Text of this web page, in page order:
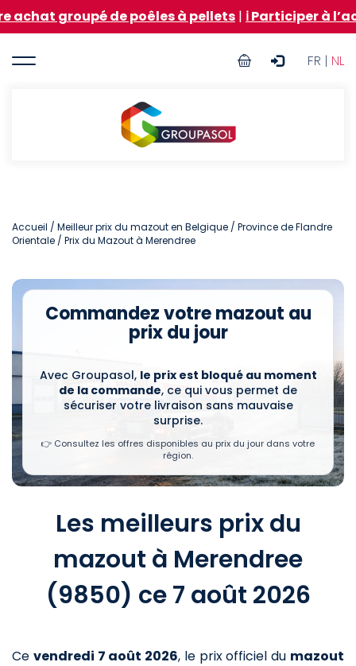
au
principal
de poêles à pellets|ℹ️ Participer à l’achat
FR | NL
User
Groupasol
Accueil / Meilleur prix du mazout en Belgique / Province de Flandre
Orientale / Prix du Mazout à Merendree
Commandez votre mazout au
prix du jour
Avec Groupasol, le prix est bloqué au moment
de la commande, ce qui vous permet de
sécuriser votre livraison sans mauvaise
surprise.
👉 Consultez les offres disponibles au prix du jour dans votre
région.
Les meilleurs prix du
mazout à Merendree
(9850) ce 7 août 2026
Ce vendredi 7 août 2026, le prix officiel du mazout